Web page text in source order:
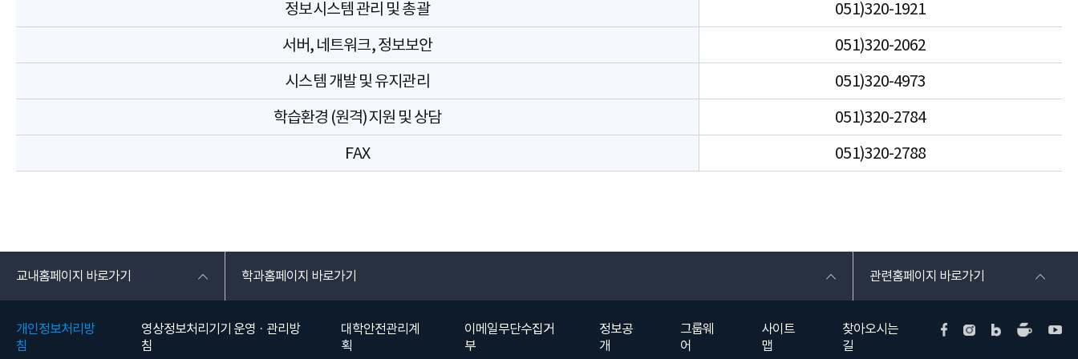
정보시스템 관리 및 총괄
051)320-1921
서버, 네트워크, 정보보안
051)320-2062
시스템 개발 및 유지관리
051)320-4973
학습환경 (원격)지원 및 상담
051)320-2784
FAX
051)320-2788
교내홈페이지 바로가기 학과홈페이지 바로가기 관련홈페이지 바로가기
개인정보처리방
침
영상정보처리기기 운영 · 관리방
침
대학안전관리계
획
이메일무단수집거
부
정보공
개
그룹웨
어
사이트
맵
찾아오시는
길